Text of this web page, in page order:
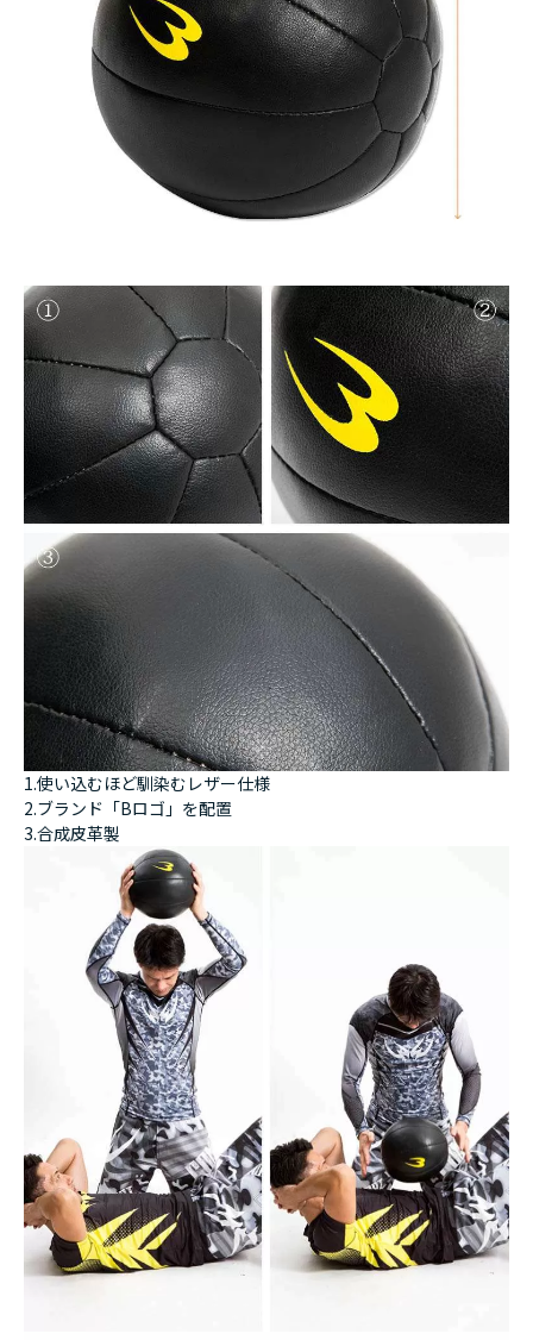
1.使い込むほど馴染むレザー仕様
2.ブランド「Bロゴ」を配置
3.合成皮革製